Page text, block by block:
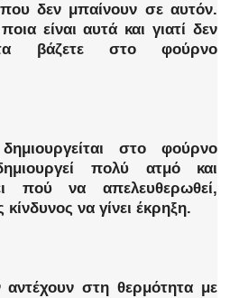
δεν μπαίνουν σε αυτόν.
είναι αυτά και γιατί δεν
βάζετε στο φούρνο
στο φούρνο
πολύ ατμό και
πού να απελευθερωθεί,
να γίνει έκρηξη.
στη θερμότητα με